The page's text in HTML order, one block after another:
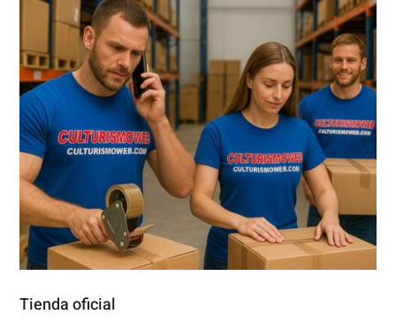
Tienda oficial